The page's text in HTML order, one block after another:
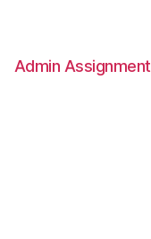
Admin Assignment